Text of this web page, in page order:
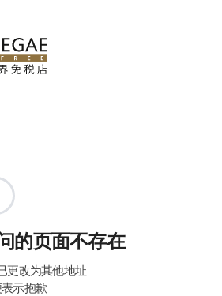
的页面不存在
更改为其他地址
示抱歉